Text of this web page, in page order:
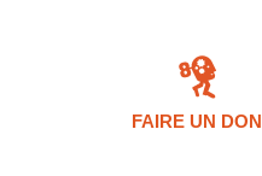
FAIRE UN DON